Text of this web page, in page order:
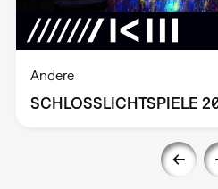
Andere
SCHLOSSLICHTSPIELE